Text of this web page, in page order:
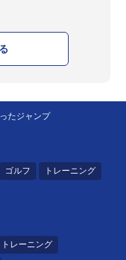
たジャンプ
ゴルフ トレーニング
トレーニング